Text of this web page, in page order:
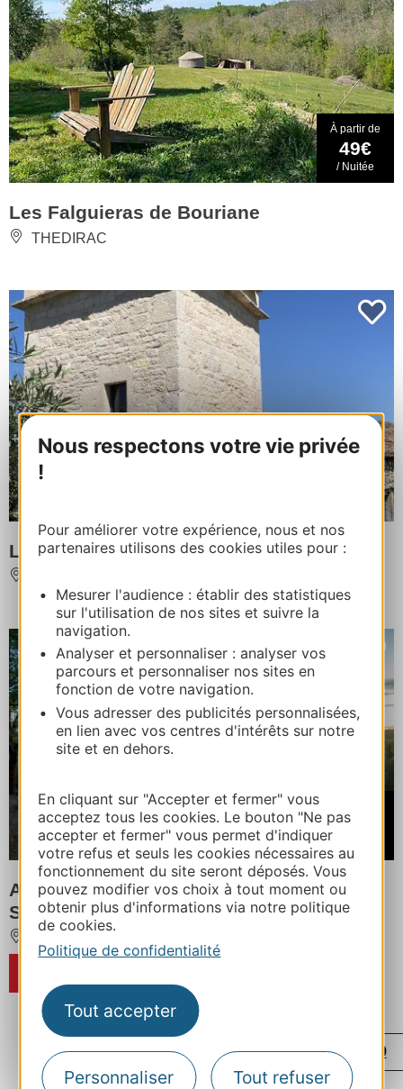
Nous respectons votre vie privée
!
Pour améliorer votre expérience, nous et nos
partenaires utilisons des cookies utiles pour :
Mesurer l'audience : établir des statistiques
sur l'utilisation de nos sites et suivre la
navigation.
Analyser et personnaliser : analyser vos
parcours et personnaliser nos sites en
fonction de votre navigation.
Vous adresser des publicités personnalisées,
en lien avec vos centres d'intérêts sur notre
site et en dehors.
En cliquant sur "Accepter et fermer" vous
acceptez tous les cookies. Le bouton "Ne pas
accepter et fermer" vous permet d'indiquer
votre refus et seuls les cookies nécessaires au
fonctionnement du site seront déposés. Vous
pouvez modifier vos choix à tout moment ou
obtenir plus d'informations via notre politique
de cookies.
Politique de confidentialité
Tout accepter
Personnaliser Tout refuser
À partir de
49€
/ Nuitée
Les Falguieras de Bouriane
THEDIRAC
Le Pigeonnier du Rendier
160€
Aux Lodges du Mas de Nadal : Lodge
Safari Cocon 4
‹ 1 10 16 17 18 19
...